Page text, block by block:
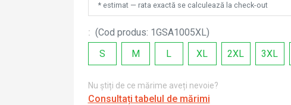
* estimat — rata exactă se calculează la check-out
: (Cod produs: 1GSA1005XL)
S
M L XL 2XL 3XL
Nu știți de ce mărime aveți nevoie?
Consultați tabelul de mărimi